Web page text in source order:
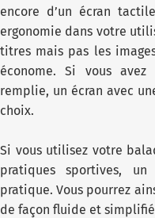
encore d’un écran
ergonomie dans votre
titres mais pas les
économe. Si vous
remplie, un écran avec
choix.
Si vous utilisez votre
pratiques sportives,
pratique. Vous pourrez
de façon fluide et